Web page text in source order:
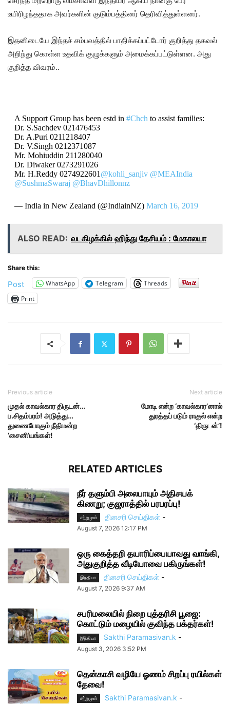
உயிரிழந்ததாக அவர்களின் குடும்பத்தினர் தெரிவித்துள்ளனர்.
இதனிடையே இந்தச் சம்பவத்தில் பாதிக்கப்பட்டோர் குறித்து தகவல்
அறிந்து கொள்ள உதவிக் குழுக்களும் அமைக்கப்பட்டுள்ளன. அது
குறித்த விவரம்..
A Support Group has been estd in #Chch to assist families:
Dr. S.Sachdev 021476453
Dr. A.Puri 0211218407
Dr. V.Singh 0212371087
Mr. Mohiuddin 211280040
Dr. Diwaker 0273291026
Mr. H.Reddy 0274922601 @kohli_sanjiv @MEAIndia
@SushmaSwaraj @BhavDhillonnz
— India in New Zealand (@IndiainNZ) March 16, 2019
ALSO READ: வடகிழக்கில் ஹிந்து தேசியம் : மேகாலயா
Share this:
Post WhatsApp Telegram
Threads
Print
Previous article
முதல் காவல்கார திருடன்…
ப.சிதம்பரம்! அடுத்து…
துணைபோகும் நீதிமன்ற
’சைனி’யங்கள்!
Next article
மோடி என்ற ‘காவல்கார’னால்
துரத்தப் படும் ராகுல் என்ற
‘திருடன்’!
RELATED ARTICLES
நீர் தளும்பி அலைபாயும் அதிசயக்
கிணறு; குஜராத்தில் பரபரப்பு!
சற்றுமுன் தினசரி செய்திகள் -
August 7, 2026 12:17 PM
ஒரு கைத்தறி தயாரிப்பையாவது வாங்கி,
அதுகுறித்த வீடியோவை பகிருங்கள்!
இந்தியா தினசரி செய்திகள் -
August 7, 2026 9:37 AM
சபரிமலையில் நிறை புத்தரிசி பூஜை:
கொட்டும் மழையில் குவிந்த பக்தர்கள்!
இந்தியா Sakthi Paramasivan.k -
August 3, 2026 3:52 PM
தென்காசி வழியே ஓணம் சிறப்பு ரயில்கள்
தேவை!
சற்றுமுன் Sakthi Paramasivan.k -